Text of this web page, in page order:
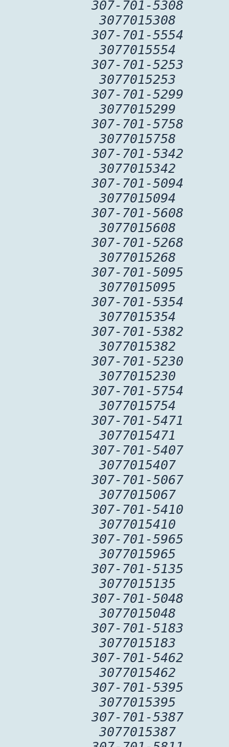
307-701-5308
3077015308
307-701-5554
3077015554
307-701-5253
3077015253
307-701-5299
3077015299
307-701-5758
3077015758
307-701-5342
3077015342
307-701-5094
3077015094
307-701-5608
3077015608
307-701-5268
3077015268
307-701-5095
3077015095
307-701-5354
3077015354
307-701-5382
3077015382
307-701-5230
3077015230
307-701-5754
3077015754
307-701-5471
3077015471
307-701-5407
3077015407
307-701-5067
3077015067
307-701-5410
3077015410
307-701-5965
3077015965
307-701-5135
3077015135
307-701-5048
3077015048
307-701-5183
3077015183
307-701-5462
3077015462
307-701-5395
3077015395
307-701-5387
3077015387